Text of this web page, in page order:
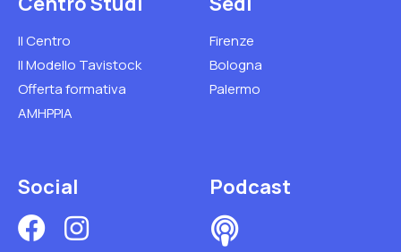
Il Centro
Il Modello Tavistock
Offerta formativa
AMHPPIA
Firenze
Bologna
Palermo
Social Podcast